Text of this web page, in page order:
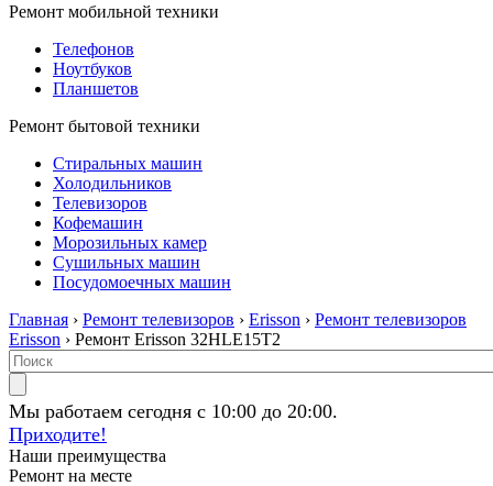
Ремонт мобильной техники
Телефонов
Ноутбуков
Планшетов
Ремонт бытовой техники
Стиральных машин
Холодильников
Телевизоров
Кофемашин
Морозильных камер
Сушильных машин
Посудомоечных машин
Главная › Ремонт телевизоров › Erisson › Ремонт телевизоров
Erisson › Ремонт Erisson 32HLE15T2
Мы работаем сегодня с 10:00 до 20:00.
Приходите!
Наши преимущества
Ремонт на месте